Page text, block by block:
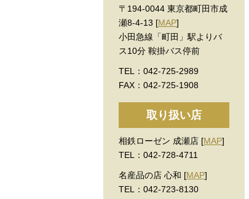
〒194-0044 東京都町田市成
瀬8-4-13 [MAP]
小田急線「町田」駅よりバ
ス10分 鞍掛バス停前
TEL：042-725-2989
FAX：042-725-1908
取り扱い店
相鉄ローゼン 成瀬店 [MAP]
TEL：042-728-4711
名産品の店 心和 [MAP]
TEL：042-723-8130